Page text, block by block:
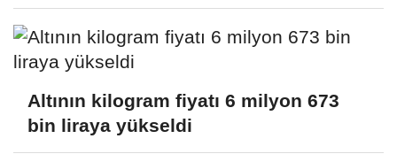
Altının kilogram fiyatı 6 milyon 673
bin liraya yükseldi